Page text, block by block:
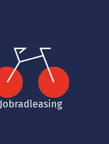
Jobradleasing